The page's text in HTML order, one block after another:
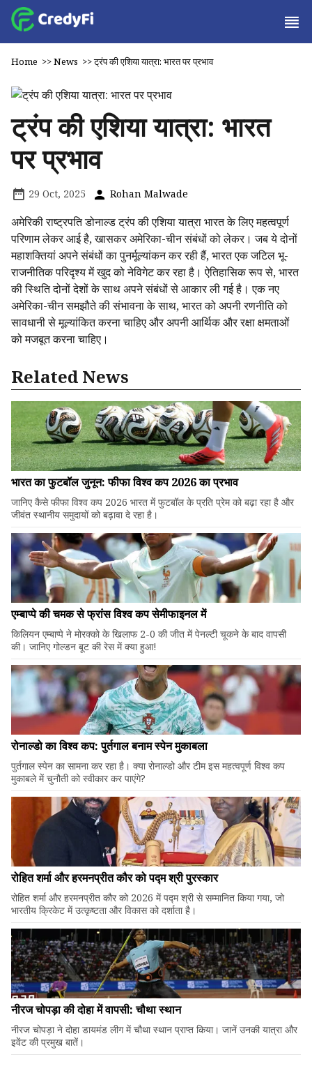
Home >>News >>ट्रंप की एशिया यात्रा: भारत पर प्रभाव
ट्रंप की एशिया यात्रा: भारत
पर प्रभाव
29 Oct, 2025 Rohan Malwade
अमेरिकी राष्ट्रपति डोनाल्ड ट्रंप की एशिया यात्रा भारत के लिए महत्वपूर्ण
परिणाम लेकर आई है, खासकर अमेरिका-चीन संबंधों को लेकर। जब ये दोनों
महाशक्तियां अपने संबंधों का पुनर्मूल्यांकन कर रही हैं, भारत एक जटिल भू-
राजनीतिक परिदृश्य में खुद को नेविगेट कर रहा है। ऐतिहासिक रूप से, भारत
की स्थिति दोनों देशों के साथ अपने संबंधों से आकार ली गई है। एक नए
अमेरिका-चीन समझौते की संभावना के साथ, भारत को अपनी रणनीति को
सावधानी से मूल्यांकित करना चाहिए और अपनी आर्थिक और रक्षा क्षमताओं
को मजबूत करना चाहिए।
Related News
भारत का फुटबॉल जुनून: फीफा विश्व कप 2026 का प्रभाव
जानिए कैसे फीफा विश्व कप 2026 भारत में फुटबॉल के प्रति प्रेम को बढ़ा रहा है और
जीवंत स्थानीय समुदायों को बढ़ावा दे रहा है।
एम्बाप्पे की चमक से फ्रांस विश्व कप सेमीफाइनल में
किलियन एम्बाप्पे ने मोरक्को के खिलाफ 2-0 की जीत में पेनल्टी चूकने के बाद वापसी
की। जानिए गोल्डन बूट की रेस में क्या हुआ!
रोनाल्डो का विश्व कप: पुर्तगाल बनाम स्पेन मुकाबला
पुर्तगाल स्पेन का सामना कर रहा है। क्या रोनाल्डो और टीम इस महत्वपूर्ण विश्व कप
मुकाबले में चुनौती को स्वीकार कर पाएंगे?
रोहित शर्मा और हरमनप्रीत कौर को पद्म श्री पुरस्कार
रोहित शर्मा और हरमनप्रीत कौर को 2026 में पद्म श्री से सम्मानित किया गया, जो
भारतीय क्रिकेट में उत्कृष्टता और विकास को दर्शाता है।
नीरज चोपड़ा की दोहा में वापसी: चौथा स्थान
नीरज चोपड़ा ने दोहा डायमंड लीग में चौथा स्थान प्राप्त किया। जानें उनकी यात्रा और
इवेंट की प्रमुख बातें।